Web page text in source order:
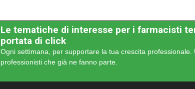
Le tematiche di interesse per i farmacisti
portata di click
Ogni settimana, per supportare la tua crescita professionale.
professionisti che già ne fanno parte.